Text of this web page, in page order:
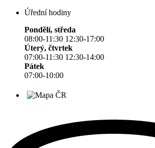
Úřední hodiny
Pondělí, středa
08:00-11:30 12:30-17:00
Úterý, čtvrtek
07:00-11:30 12:30-14:00
Pátek
07:00-10:00